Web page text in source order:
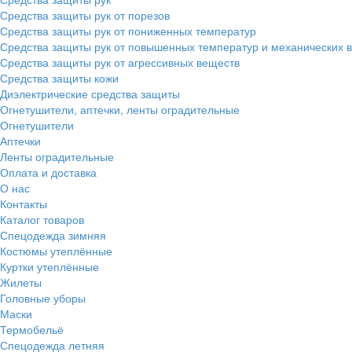
Средства защиты рук от порезов
Средства защиты рук от пониженных температур
Средства защиты рук от повышенных температур и механических
Средства защиты рук от агрессивных веществ
Средства защиты кожи
Диэлектрические средства защиты
Огнетушители, аптечки, ленты оградительные
Огнетушители
Аптечки
Ленты оградительные
Оплата и доставка
О нас
Контакты
Каталог товаров
Спецодежда зимняя
Костюмы утеплённые
Куртки утеплённые
Жилеты
Головные уборы
Маски
Термобельё
Спецодежда летняя